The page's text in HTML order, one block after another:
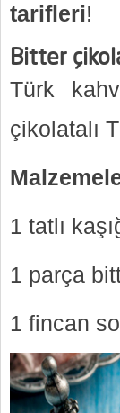
tarifleri!
Bitter
Türk
çikolatalı
1 tatlı
1 parça
1 fincan